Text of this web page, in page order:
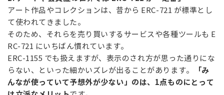
アート作品やコレクションは、昔から ERC-721 が標準とし
て使われてきました。
そのため、それらを売り買いするサービスや各種ツールも E
RC-721 にいちばん慣れています。
ERC-1155 でも扱えますが、表示のされ方が思った通りにな
らない、といった細かいズレが出ることがあります。
「み
んなが使っていて予想外が少ない」のは、1点ものにとって